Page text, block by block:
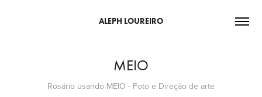
ALEPH LOUREIRO
MEIO
Rosário usando MEIO - Foto e Direção de arte